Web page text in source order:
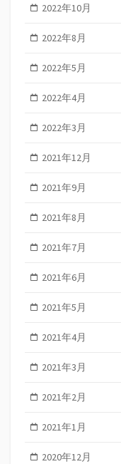
2022年10月
2022年8月
2022年5月
2022年4月
2022年3月
2021年12月
2021年9月
2021年8月
2021年7月
2021年6月
2021年5月
2021年4月
2021年3月
2021年2月
2021年1月
2020年12月